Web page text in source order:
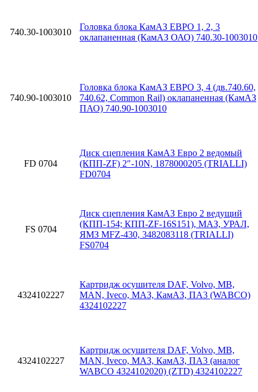
740.30-1003010
Головка блока КамАЗ ЕВРО 1, 2, 3
оклапаненная (КамАЗ ОАО) 740.30-1003010
740.90-1003010
Головка блока КамАЗ ЕВРО 3, 4 (дв.740.60,
740.62, Common Rail) оклапаненная (КамАЗ
ПАО) 740.90-1003010
FD 0704
Диск сцепления КамАЗ Евро 2 ведомый
(КПП-ZF) 2″-10N, 1878000205 (TRIALLI)
FD0704
FS 0704
Диск сцепления КамАЗ Евро 2 ведущий
(КПП-154; КПП-ZF-16S151), МАЗ, УРАЛ,
ЯМЗ MFZ-430, 3482083118 (TRIALLI)
FS0704
4324102227
Картридж осушителя DAF, Volvo, MB,
MAN, Iveco, МАЗ, КамАЗ, ПА3 (WABCO)
4324102227
4324102227
Картридж осушителя DAF, Volvo, MB,
MAN, Iveco, МАЗ, КамАЗ, ПА3 (аналог
WABCO 4324102020) (ZTD) 4324102227